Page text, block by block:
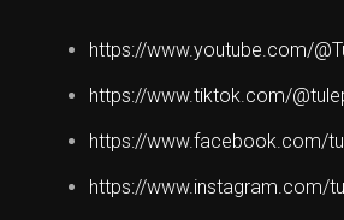
https://www.youtube.com/
https://www.tiktok.com/
https://www.facebook.com/
https://www.instagram.com/